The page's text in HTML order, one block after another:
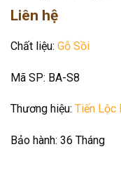
Liên hệ
Chất liệu: Gỗ Sồi
Mã SP: BA-S8
Thương hiệu: Tiến Lộc
Bảo hành: 36 Tháng